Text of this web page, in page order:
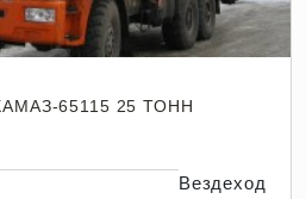
65115 25 ТОНН
Вездеход